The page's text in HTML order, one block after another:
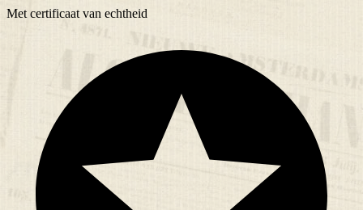
Met certificaat van echtheid